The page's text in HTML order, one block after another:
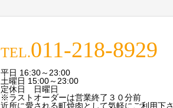
TEL.011-218-8929
平日 16:30～23:00
土曜日 15:00～23:00
定休日 日曜日
※ラストオーダーは営業終了３０分前
近所に愛される町焼肉として気軽にご利用下